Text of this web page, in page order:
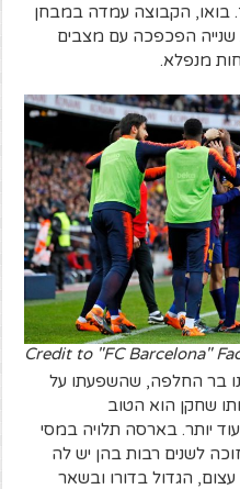
בואו, הקבוצה עמדה במבחן
שנייה הפכפכה עם מצבים
מנפלא.
Credit to "FC Barcelona"
בר החלפה, שהשפעתו על
שחקן הוא הטוב
יותר. בארסה תלויה במסי
לשנים רבות בהן יש לה
הגדול בדורו ובשאר